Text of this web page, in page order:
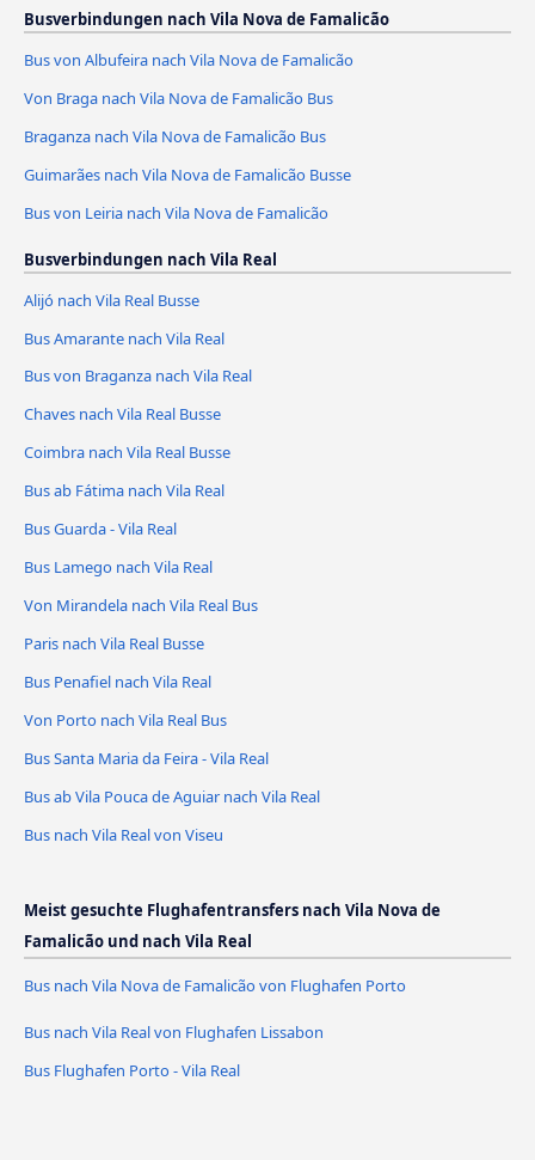
Busverbindungen nach Vila Nova de Famalicão
Bus von Albufeira nach Vila Nova de Famalicão
Von Braga nach Vila Nova de Famalicão Bus
Braganza nach Vila Nova de Famalicão Bus
Guimarães nach Vila Nova de Famalicão Busse
Bus von Leiria nach Vila Nova de Famalicão
Busverbindungen nach Vila Real
Alijó nach Vila Real Busse
Bus Amarante nach Vila Real
Bus von Braganza nach Vila Real
Chaves nach Vila Real Busse
Coimbra nach Vila Real Busse
Bus ab Fátima nach Vila Real
Bus Guarda - Vila Real
Bus Lamego nach Vila Real
Von Mirandela nach Vila Real Bus
Paris nach Vila Real Busse
Bus Penafiel nach Vila Real
Von Porto nach Vila Real Bus
Bus Santa Maria da Feira - Vila Real
Bus ab Vila Pouca de Aguiar nach Vila Real
Bus nach Vila Real von Viseu
Meist gesuchte Flughafentransfers nach Vila Nova de
Famalicão und nach Vila Real
Bus nach Vila Nova de Famalicão von Flughafen Porto
Bus nach Vila Real von Flughafen Lissabon
Bus Flughafen Porto - Vila Real